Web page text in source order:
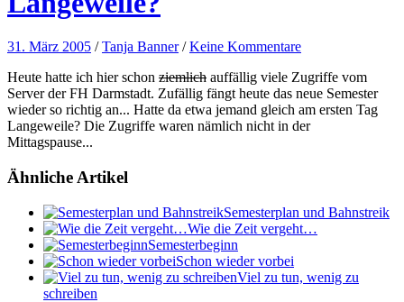
31. März 2005 /Tanja Banner /Keine Kommentare
Heute hatte ich hier schon ziemlich auffällig viele Zugriffe vom
Server der FH Darmstadt. Zufällig fängt heute das neue Semester
wieder so richtig an... Hatte da etwa jemand gleich am ersten Tag
Langeweile? Die Zugriffe waren nämlich nicht in der
Mittagspause...
Ähnliche Artikel
Semesterplan und Bahnstreik
Wie die Zeit vergeht…
Semesterbeginn
Schon wieder vorbei
Viel zu tun, wenig zu
schreiben